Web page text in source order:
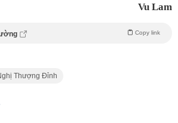
Vu Lam
Copy link
Thượng Đỉnh